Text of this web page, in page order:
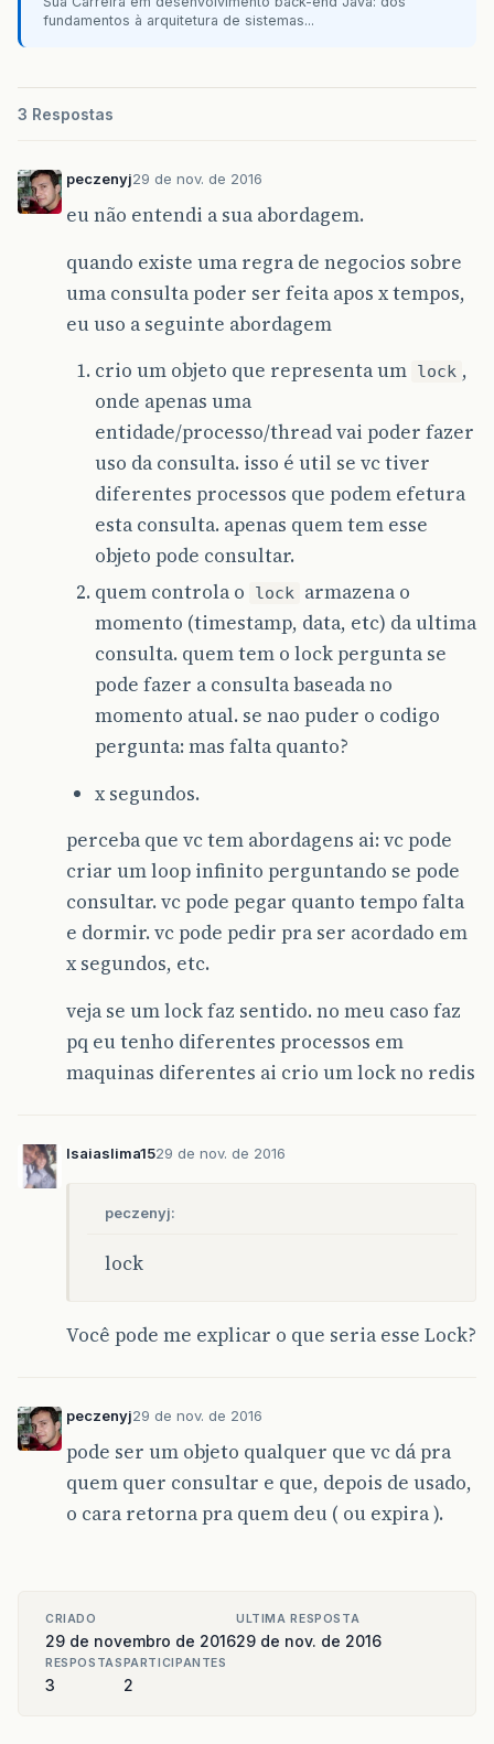
fundamentos à arquitetura de sistemas...
3 Respostas
peczenyj29 de nov. de 2016
eu não entendi a sua abordagem.
quando existe uma regra de negocios sobre
uma consulta poder ser feita apos x tempos,
eu uso a seguinte abordagem
crio um objeto que representa um lock ,
onde apenas uma
entidade/processo/thread vai poder fazer
uso da consulta. isso é util se vc tiver
diferentes processos que podem efetura
esta consulta. apenas quem tem esse
objeto pode consultar.
quem controla o
lock armazena o
momento (timestamp, data, etc) da ultima
consulta. quem tem o lock pergunta se
pode fazer a consulta baseada no
momento atual. se nao puder o codigo
pergunta: mas falta quanto?
x segundos.
perceba que vc tem abordagens ai: vc pode
criar um loop infinito perguntando se pode
consultar. vc pode pegar quanto tempo falta
e dormir. vc pode pedir pra ser acordado em
x segundos, etc.
veja se um lock faz sentido. no meu caso faz
pq eu tenho diferentes processos em
maquinas diferentes ai crio um lock no redis
Isaiaslima1529 de nov. de 2016
peczenyj:
lock
Você pode me explicar o que seria esse Lock?
peczenyj29 de nov. de 2016
pode ser um objeto qualquer que vc dá pra
quem quer consultar e que, depois de usado,
o cara retorna pra quem deu ( ou expira ).
CRIADO
29 de novembro de 2016
ULTIMA RESPOSTA
29 de nov. de 2016
RESPOSTAS
3
PARTICIPANTES
2